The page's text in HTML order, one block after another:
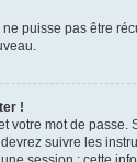
puisse pas être
!
votre mot de
suivre les